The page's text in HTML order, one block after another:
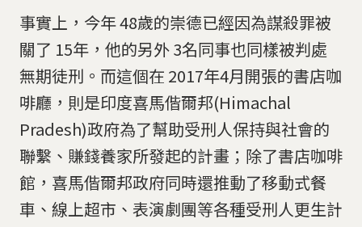
事實上，今年 48歲的崇德已經因為謀殺罪被
關了 15年，他的另外 3名同事也同樣被判處
無期徒刑。而這個在 2017年4月開張的書店咖
啡廳，則是印度喜馬偕爾邦(Himachal
Pradesh)政府為了幫助受刑人保持與社會的
聯繫、賺錢養家所發起的計畫；除了書店咖啡
館，喜馬偕爾邦政府同時還推動了移動式餐
車、線上超市、表演劇團等各種受刑人更生計